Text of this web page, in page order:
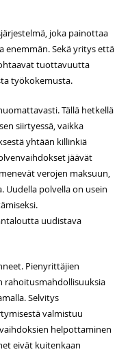
joka painottaa
Sekä yritys että
tuottavuutta
työkokemusta.
Tällä hetkellä
siirtyessä, vaikka
yhtään killinkiä
jäävät
verojen maksuun,
Uudella polvella on usein
uudistava
Pienyrittäjien
rahoitusmahdollisuuksia
Selvitys
valmistuu
helpottaminen
eivät kuitenkaan